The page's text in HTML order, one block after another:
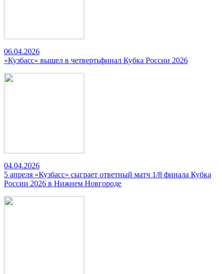
06.04.2026
«Кузбасс» вышел в четвертьфинал Кубка России 2026
04.04.2026
5 апреля «Кузбасс» сыграет ответный матч 1/8 финала Кубка
России 2026 в Нижнем Новгороде